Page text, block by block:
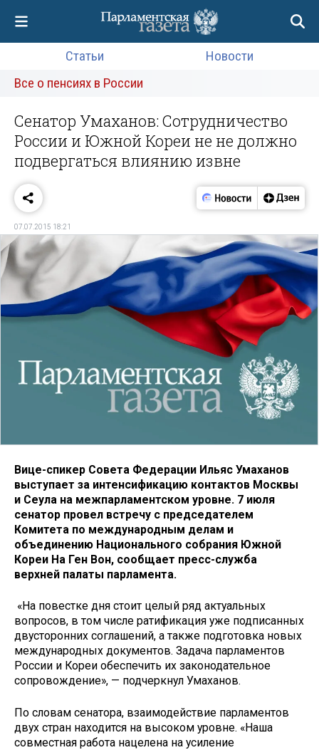
Статьи
Новости
Все о пенсиях в России
Сенатор Умаханов: Сотрудничество
России и Южной Кореи не не должно
подвергаться влиянию извне
07.07.2015 18:21
Вице-спикер Совета Федерации Ильяс Умаханов
выступает за интенсификацию контактов Москвы
и Сеула на межпарламентском уровне. 7 июля
сенатор провел встречу с председателем
Комитета по международным делам и
объединению Национального собрания Южной
Кореи На Ген Вон, сообщает пресс-служба
верхней палаты парламента.
«На повестке дня стоит целый ряд актуальных
вопросов, в том числе ратификация уже подписанных
двусторонних соглашений, а также подготовка новых
международных документов. Задача парламентов
России и Кореи обеспечить их законодательное
сопровождение», — подчеркнул Умаханов.
По словам сенатора, взаимодействие парламентов
двух стран находится на высоком уровне. «Наша
совместная работа нацелена на усиление